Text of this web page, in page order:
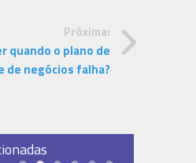
Próxima:
quando o plano de
de negócios falha?